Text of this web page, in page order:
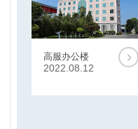
高服办公楼
2022.08.12